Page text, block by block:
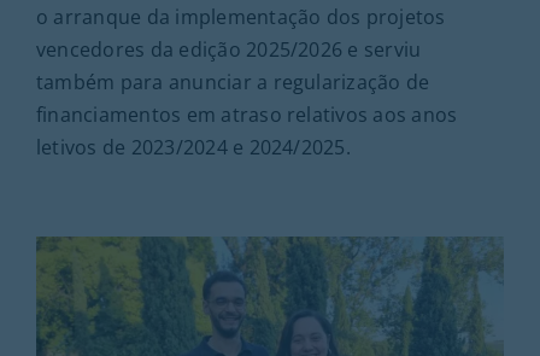
o arranque da implementação dos projetos
vencedores da edição 2025/2026 e serviu
também para anunciar a regularização de
financiamentos em atraso relativos aos anos
letivos de 2023/2024 e 2024/2025.